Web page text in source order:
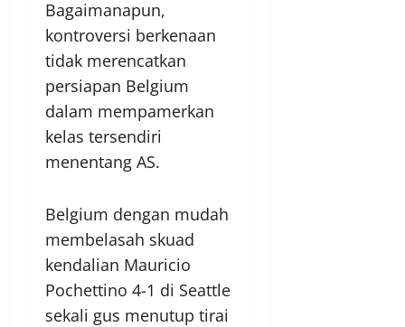
Bagaimanapun,
kontroversi berkenaan
tidak merencatkan
persiapan Belgium
dalam mempamerkan
kelas tersendiri
menentang AS.
Belgium dengan mudah
membelasah skuad
kendalian Mauricio
Pochettino 4-1 di Seattle
sekali gus menutup tirai